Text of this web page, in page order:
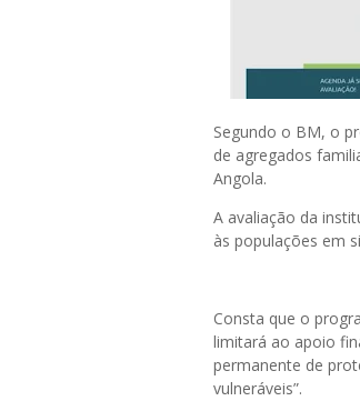
Segundo o BM, o
de agregados
Angola.
A avaliação da
às populações em
Consta que o
limitará ao apoio
permanente de
vulneráveis”.